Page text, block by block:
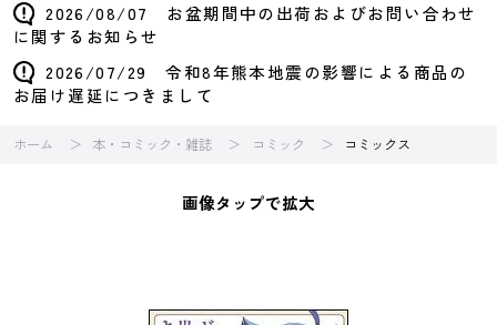
2026/08/07 お盆期間中の出荷およびお問い合わせ
に関するお知らせ
2026/07/29 令和8年熊本地震の影響による商品の
お届け遅延につきまして
ホーム 本・コミック・雑誌 コミック コミックス
画像タップで拡大